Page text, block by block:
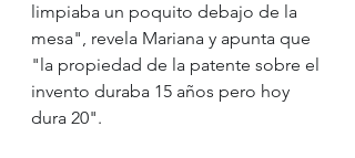
limpiaba un poquito debajo de la
mesa", revela Mariana y apunta que
"la propiedad de la patente sobre el
invento duraba 15 años pero hoy
dura 20".